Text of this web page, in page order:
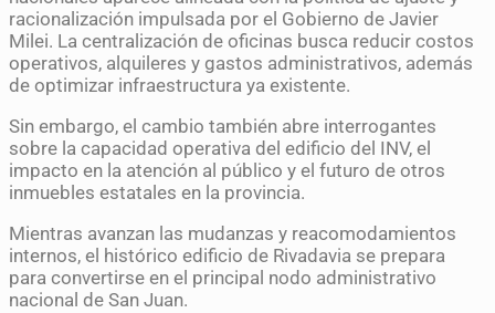
racionalización impulsada por el Gobierno de Javier
Milei. La centralización de oficinas busca reducir costos
operativos, alquileres y gastos administrativos, además
de optimizar infraestructura ya existente.
Sin embargo, el cambio también abre interrogantes
sobre la capacidad operativa del edificio del INV, el
impacto en la atención al público y el futuro de otros
inmuebles estatales en la provincia.
Mientras avanzan las mudanzas y reacomodamientos
internos, el histórico edificio de Rivadavia se prepara
para convertirse en el principal nodo administrativo
nacional de San Juan.